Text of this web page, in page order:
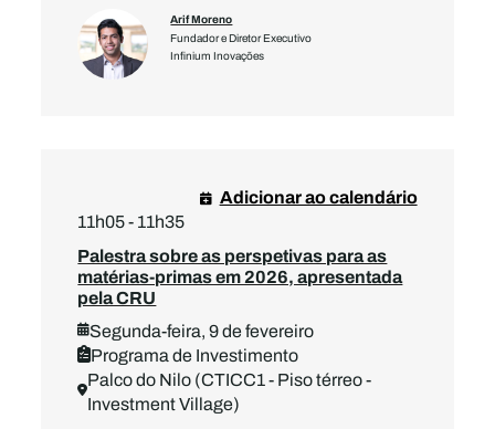
Arif Moreno
Fundador e Diretor Executivo
Infinium Inovações
11h05 - 11h35
Palestra sobre as perspetivas para as
matérias-primas em 2026, apresentada
pela CRU
Segunda-feira, 9 de fevereiro
Programa de Investimento
Palco do Nilo (CTICC1 - Piso térreo -
Investment Village)
Adicionar ao calendário